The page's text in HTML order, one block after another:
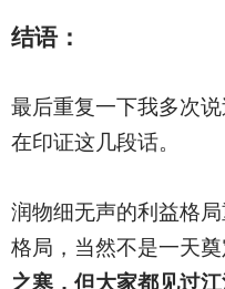
结语：
最后重复一下我多次
在印证这几段话。
润物细无声的利益格
格局，当然不是一天奠
之寒，但大家都见过